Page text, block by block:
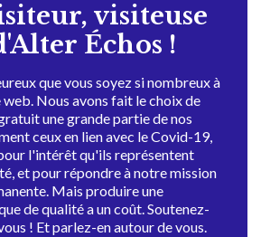
visiteuse
Échos !
que vous soyez si nombreux à
web. Nous avons fait le choix de
une grande partie de nos
ceux en lien avec le Covid-19,
l'intérêt qu'ils représentent
et pour répondre à notre mission
Mais produire une
de qualité a un coût. Soutenez-
! Et parlez-en autour de vous.